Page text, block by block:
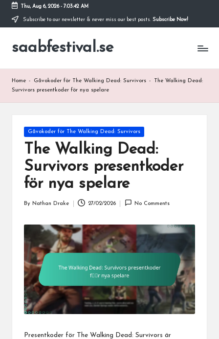
Skip
content
Thu, Aug 6, 2026- 7:03:43 AM
Subscribe to our newsletter & never miss our best posts. Subscribe Now!
saabfestival.se
Home - Gåvokoder för The Walking Dead: Survivors -
The Walking Dead:
Survivors presentkoder för nya spelare
Posted
in
Gåvokoder för The Walking Dead: Survivors
The Walking Dead:
Survivors presentkoder
för nya spelare
By Nathan Drake 27/02/2026 No Comments
Presentkoder för The Walking Dead: Survivors är